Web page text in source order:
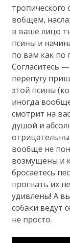
тропического
вобщем,
в ваше лицо
псины и
по вам как по
Согласитесь
перепугу
этой псины
иногда
смотрит на
душой и
вообще не
возмущены и
бросаетесь
прогнать их
удивлены! А
собаки ведут
не просто.